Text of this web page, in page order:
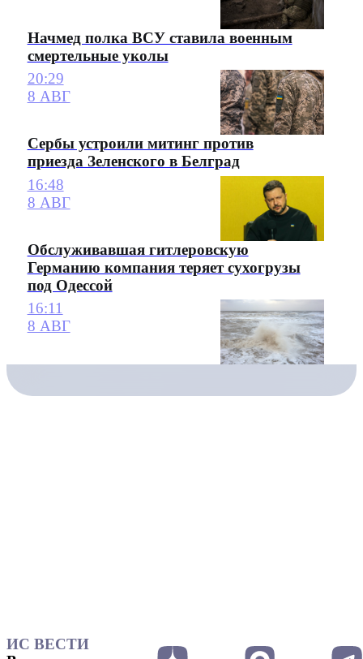
Начмед полка ВСУ ставила военным
смертельные уколы
20:29
8 АВГ
Сербы устроили митинг против
приезда Зеленского в Белград
16:48
8 АВГ
Обслуживавшая гитлеровскую
Германию компания теряет сухогрузы
под Одессой
16:11
8 АВГ
ИС ВЕСТИ